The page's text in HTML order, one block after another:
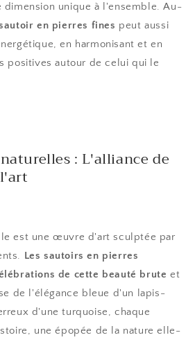
dimension unique à l'ensemble. Au-
en pierres fines peut aussi
en harmonisant et en
positives autour de celui qui le
: L'alliance de
est une œuvre d'art sculptée par
Les sautoirs en pierres
de cette beauté brute et
de l'élégance bleue d'un lapis-
d'une turquoise, chaque
une épopée de la nature elle-